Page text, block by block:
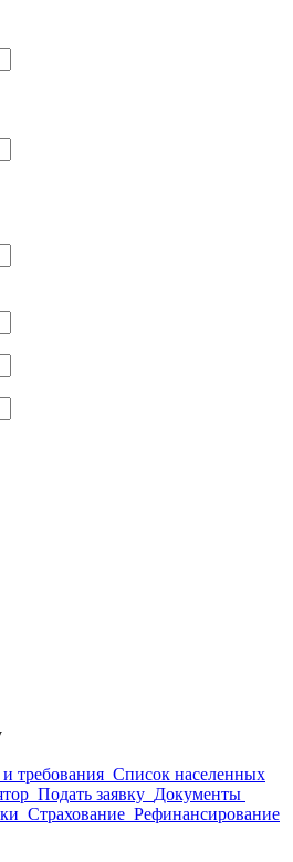
требования Список населенных
Подать заявку Документы
Страхование Рефинансирование